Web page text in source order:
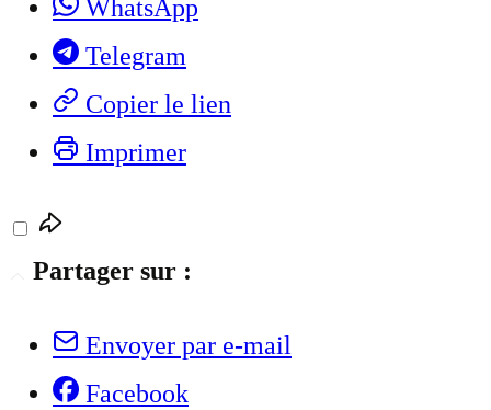
WhatsApp
Telegram
Copier le lien
Imprimer
Partager sur :
Envoyer par e-mail
Facebook